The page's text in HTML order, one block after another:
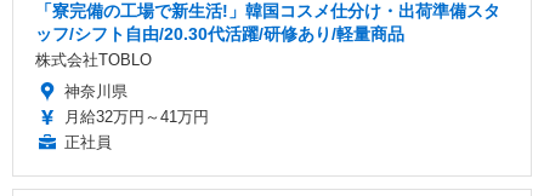
「寮完備の工場で新生活!」韓国コスメ仕分け・出荷準備スタ
ッフ/シフト自由/20.30代活躍/研修あり/軽量商品
株式会社TOBLO
神奈川県
月給32万円～41万円
正社員